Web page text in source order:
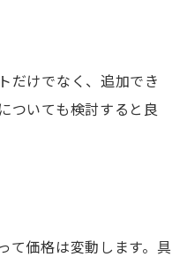
だけでなく、追加でき
ついても検討すると良
て価格は変動します。具